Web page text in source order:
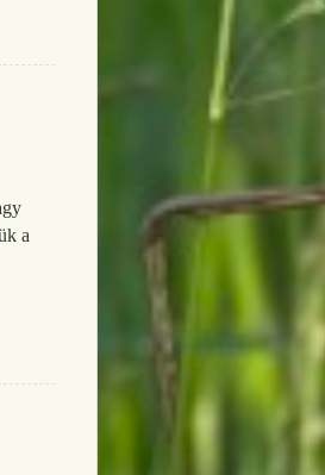
a